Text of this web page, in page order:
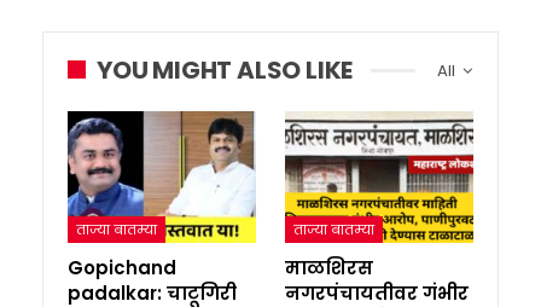
All
YOU MIGHT ALSO LIKE
ताज्या बातम्या
Gopichand
padalkar: चाटूगिरी
ताज्या बातम्या
माळशिरस
नगरपंचायतीवर गंभीर